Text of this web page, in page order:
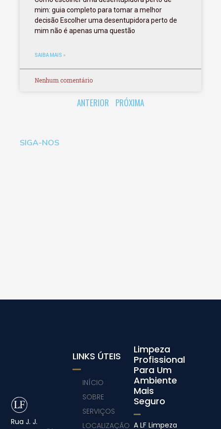
mim: guia completo para tomar a melhor
decisão Escolher uma desentupidora perto de
mim não é apenas uma questão
SAIBA MAIS »
Nenhum comentário
ANTERIOR PRÓXIMA
SIGA-NOS
Rua J. J.
Limpeza
Profissional
Para Um
Ambiente
Mais
Seguro
A LF Limpeza
LINKS ÚTEIS
INÍCIO
SOBRE
SERVIÇOS
LOCALIZAÇÃO